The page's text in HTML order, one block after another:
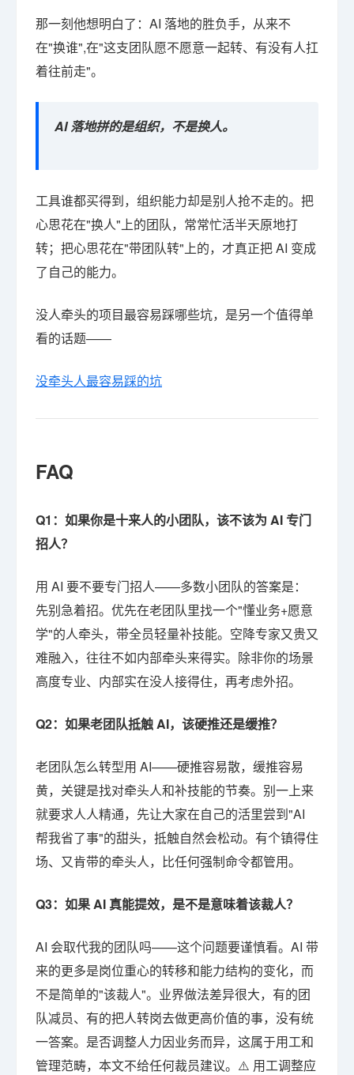
那一刻他想明白了：AI 落地的胜负手，从来不
在"换谁",在"这支团队愿不愿意一起转、有没有人扛
着往前走"。
AI 落地拼的是组织，不是换人。
工具谁都买得到，组织能力却是别人抢不走的。把
心思花在"换人"上的团队，常常忙活半天原地打
转；把心思花在"带团队转"上的，才真正把 AI 变成
了自己的能力。
没人牵头的项目最容易踩哪些坑，是另一个值得单
看的话题——
没牵头人最容易踩的坑
FAQ
Q1：如果你是十来人的小团队，该不该为 AI 专门
招人？
用 AI 要不要专门招人——多数小团队的答案是：
先别急着招。优先在老团队里找一个"懂业务+愿意
学"的人牵头，带全员轻量补技能。空降专家又贵又
难融入，往往不如内部牵头来得实。除非你的场景
高度专业、内部实在没人接得住，再考虑外招。
Q2：如果老团队抵触 AI，该硬推还是缓推？
老团队怎么转型用 AI——硬推容易散，缓推容易
黄，关键是找对牵头人和补技能的节奏。别一上来
就要求人人精通，先让大家在自己的活里尝到"AI
帮我省了事"的甜头，抵触自然会松动。有个镇得住
场、又肯带的牵头人，比任何强制命令都管用。
Q3：如果 AI 真能提效，是不是意味着该裁人？
AI 会取代我的团队吗——这个问题要谨慎看。AI 带
来的更多是岗位重心的转移和能力结构的变化，而
不是简单的"该裁人"。业界做法差异很大，有的团
队减员、有的把人转岗去做更高价值的事，没有统
一答案。是否调整人力因业务而异，这属于用工和
管理范畴，本文不给任何裁员建议。⚠️ 用工调整应